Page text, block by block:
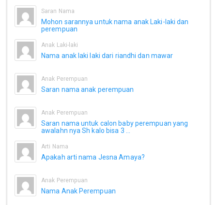
Saran Nama
Mohon sarannya untuk nama anak Laki-laki dan
perempuan
Anak Laki-laki
Nama anak laki laki dari riandhi dan mawar
Anak Perempuan
Saran nama anak perempuan
Anak Perempuan
Saran nama untuk calon baby perempuan yang
awalahn nya Sh kalo bisa 3 ...
Arti Nama
Apakah arti nama Jesna Amaya?
Anak Perempuan
Nama Anak Perempuan